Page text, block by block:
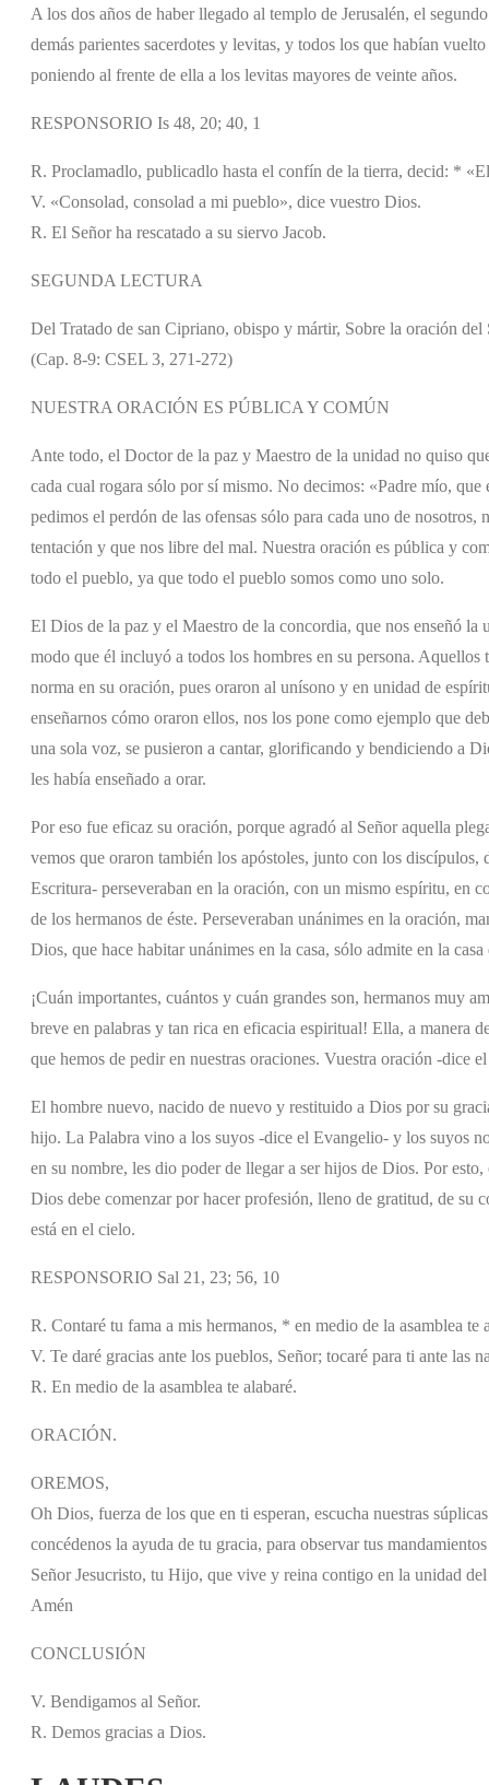
A los dos años de haber llegado al templo de Jerusalén, el
demás parientes sacerdotes y levitas, y todos los que habían
poniendo al frente de ella a los levitas mayores de veinte años.
RESPONSORIO Is 48, 20; 40, 1
R. Proclamadlo, publicadlo hasta el confín de la tierra, decid: *
V. «Consolad, consolad a mi pueblo», dice vuestro Dios.
R. El Señor ha rescatado a su siervo Jacob.
SEGUNDA LECTURA
Del Tratado de san Cipriano, obispo y mártir, Sobre la oración del
(Cap. 8-9: CSEL 3, 271-272)
NUESTRA ORACIÓN ES PÚBLICA Y COMÚN
Ante todo, el Doctor de la paz y Maestro de la unidad no quiso
cada cual rogara sólo por sí mismo. No decimos: «Padre mío,
pedimos el perdón de las ofensas sólo para cada uno de
tentación y que nos libre del mal. Nuestra oración es pública y
todo el pueblo, ya que todo el pueblo somos como uno solo.
El Dios de la paz y el Maestro de la concordia, que nos enseñó
modo que él incluyó a todos los hombres en su persona.
norma en su oración, pues oraron al unísono y en unidad de
enseñarnos cómo oraron ellos, nos los pone como ejemplo que
una sola voz, se pusieron a cantar, glorificando y bendiciendo a
les había enseñado a orar.
Por eso fue eficaz su oración, porque agradó al Señor aquella
vemos que oraron también los apóstoles, junto con los discípulos,
Escritura- perseveraban en la oración, con un mismo espíritu, en
de los hermanos de éste. Perseveraban unánimes en la oración,
Dios, que hace habitar unánimes en la casa, sólo admite en la
¡Cuán importantes, cuántos y cuán grandes son, hermanos muy
breve en palabras y tan rica en eficacia espiritual! Ella, a manera
que hemos de pedir en nuestras oraciones. Vuestra oración -dice
El hombre nuevo, nacido de nuevo y restituido a Dios por su
hijo. La Palabra vino a los suyos -dice el Evangelio- y los suyos
en su nombre, les dio poder de llegar a ser hijos de Dios. Por
Dios debe comenzar por hacer profesión, lleno de gratitud, de
está en el cielo.
RESPONSORIO Sal 21, 23; 56, 10
R. Contaré tu fama a mis hermanos, * en medio de la asamblea te
V. Te daré gracias ante los pueblos, Señor; tocaré para ti ante las
R. En medio de la asamblea te alabaré.
ORACIÓN.
OREMOS,
Oh Dios, fuerza de los que en ti esperan, escucha nuestras
concédenos la ayuda de tu gracia, para observar tus
Señor Jesucristo, tu Hijo, que vive y reina contigo en la unidad
Amén
CONCLUSIÓN
V. Bendigamos al Señor.
R. Demos gracias a Dios.